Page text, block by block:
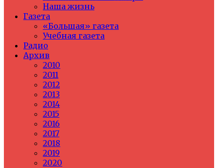
Наша жизнь
Газета
«Большая» газета
Учебная газета
Радио
Архив
2010
2011
2012
2013
2014
2015
2016
2017
2018
2019
2020